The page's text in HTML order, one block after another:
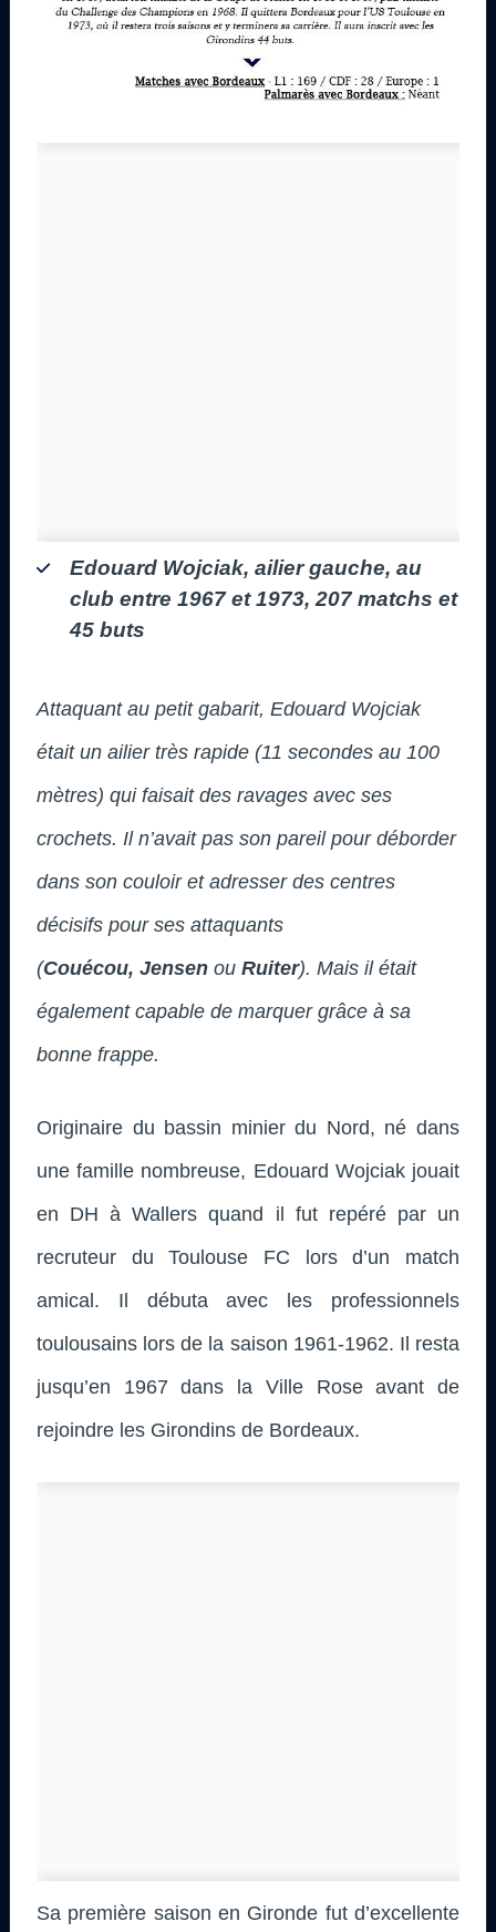
Edouard Wojciak, ailier gauche, au
club entre 1967 et 1973, 207 matchs et
45 buts
Attaquant au petit gabarit, Edouard Wojciak
était un ailier très rapide (11 secondes au 100
mètres) qui faisait des ravages avec ses
crochets. Il n’avait pas son pareil pour déborder
dans son couloir et adresser des centres
décisifs pour ses attaquants
(Couécou, Jensen ou Ruiter). Mais il était
également capable de marquer grâce à sa
bonne frappe.
Originaire du bassin minier du Nord, né dans
une famille nombreuse, Edouard Wojciak jouait
en DH à Wallers quand il fut repéré par un
recruteur du Toulouse FC lors d’un match
amical. Il débuta avec les professionnels
toulousains lors de la saison 1961-1962. Il resta
jusqu’en 1967 dans la Ville Rose avant de
rejoindre les Girondins de Bordeaux.
Sa première saison en Gironde fut d’excellente